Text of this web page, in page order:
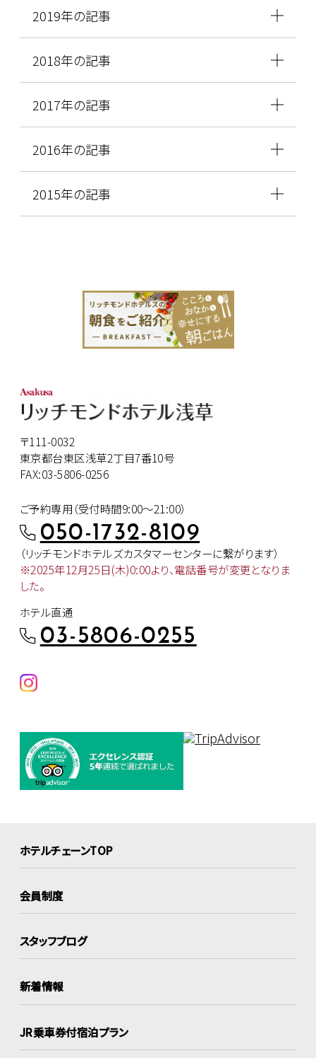
2019年の記事
2018年の記事
2017年の記事
2016年の記事
2015年の記事
〒111-0032
東京都台東区浅草2丁目7番10号
FAX:03-5806-0256
ご予約専用（受付時間9:00～21:00）
050-1732-8109
（リッチモンドホテルズカスタマーセンターに繋がります）
※2025年12月25日(木)0:00より、電話番号が変更となりま
した。
ホテル直通
03-5806-0255
ホテルチェーンTOP
会員制度
スタッフブログ
新着情報
JR乗車券付宿泊プラン